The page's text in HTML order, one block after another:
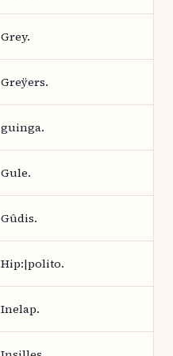
Grey.
Greÿers.
guinga.
Gule.
Gûdis.
Hip:|polito.
Inelap.